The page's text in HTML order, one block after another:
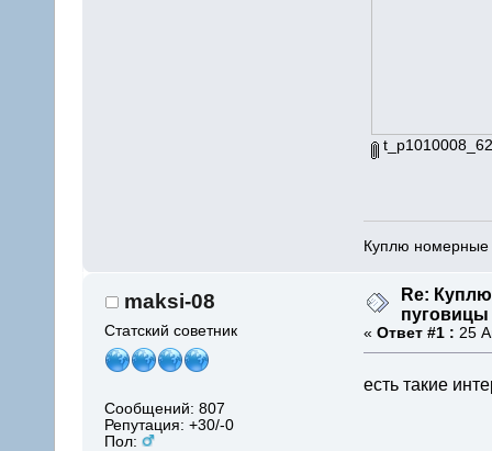
Куплю
maksi-08
Статский советник
Сообщений: 807
Репутация: +30/-0
Пол:
Re:
« Ответ #1 : 25
есть такие